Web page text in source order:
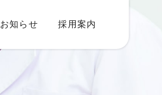
お知らせ 採用案内